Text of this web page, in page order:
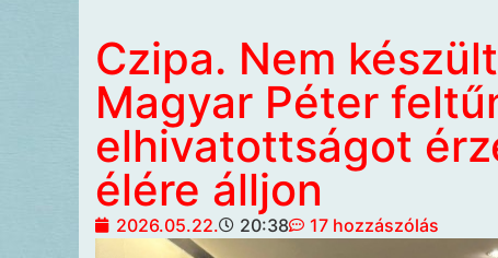
Czipa. Nem
Magyar Péter
elhivatottságot
élére álljon
2026.05.22. 20:38 17 hozzászólás